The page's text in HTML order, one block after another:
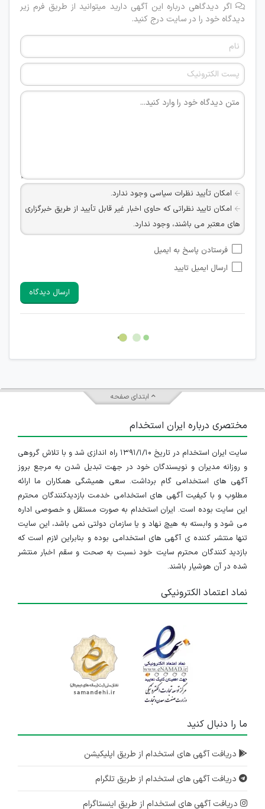
اگر دیدگاهی درباره این آگهی دارید میتوانید از طریق فرم زیر
دیدگاه خود را در سایت درج کنید.
امکان تأیید نظرات سیاسی وجود ندارد.
امکان تایید نظراتی که حاوی اخبار غیر قابل تأیید از طریق خبرگزاری
های معتبر می باشند، وجود ندارد.
شبکه های مجازی ارتباطی می باشند وجود ندارد.
امکان تأیید نظرات کاربرانی که به هر طریقی قصد مأیوس کردن
هرگونه تحریک، تحقیر و کنایه به سایر افراد (مسئول و غیر مسئول)
غیر مجاز می باشد.
امکان هماهنگی برای هرگونه ملاقات حضوری چه به صورت دسته
فرستادن پاسخ به ایمیل
ارسال ایمیل تایید
ارسال دیدگاه
ابتدای صفحه
مختصری درباره ایران استخدام
سایت ایران استخدام در تاریخ ۱۳۹۱/۱/۱۰ راه اندازی شد و با تلاش گروهی
و روزانه مدیران و نویسندگان خود در جهت تبدیل شدن به مرجع بروز
آگهی های استخدامی گام برداشت. سعی همیشگی همکاران ما ارائه
مطلوب و با کیفیت آگهی های استخدامی خدمت بازدیدکنندگان محترم
این سایت بوده است. ایران استخدام به صورت مستقل و خصوصی اداره
می شود و وابسته به هیچ نهاد و یا سازمان دولتی نمی باشد، این سایت
تنها منتشر کننده ی آگهی های استخدامی بوده و بنابراین لازم است که
بازدید کنندگان محترم سایت خود نسبت به صحت و سقم اخبار منتشر
شده در آن هوشیار باشند.
نماد اعتماد الکترونیکی
ما را دنبال کنید
دریافت آگهی های استخدام از طریق اپلیکیشن
دریافت آگهی های استخدام از طریق تلگرام
دریافت آگهی های استخدام از طریق اینستاگرام